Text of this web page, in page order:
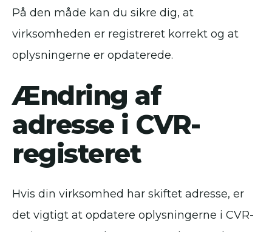
På den måde kan du sikre dig, at
virksomheden er registreret korrekt og at
oplysningerne er opdaterede.
Ændring af
adresse i CVR-
registeret
Hvis din virksomhed har skiftet adresse, er
det vigtigt at opdatere oplysningerne i CVR-